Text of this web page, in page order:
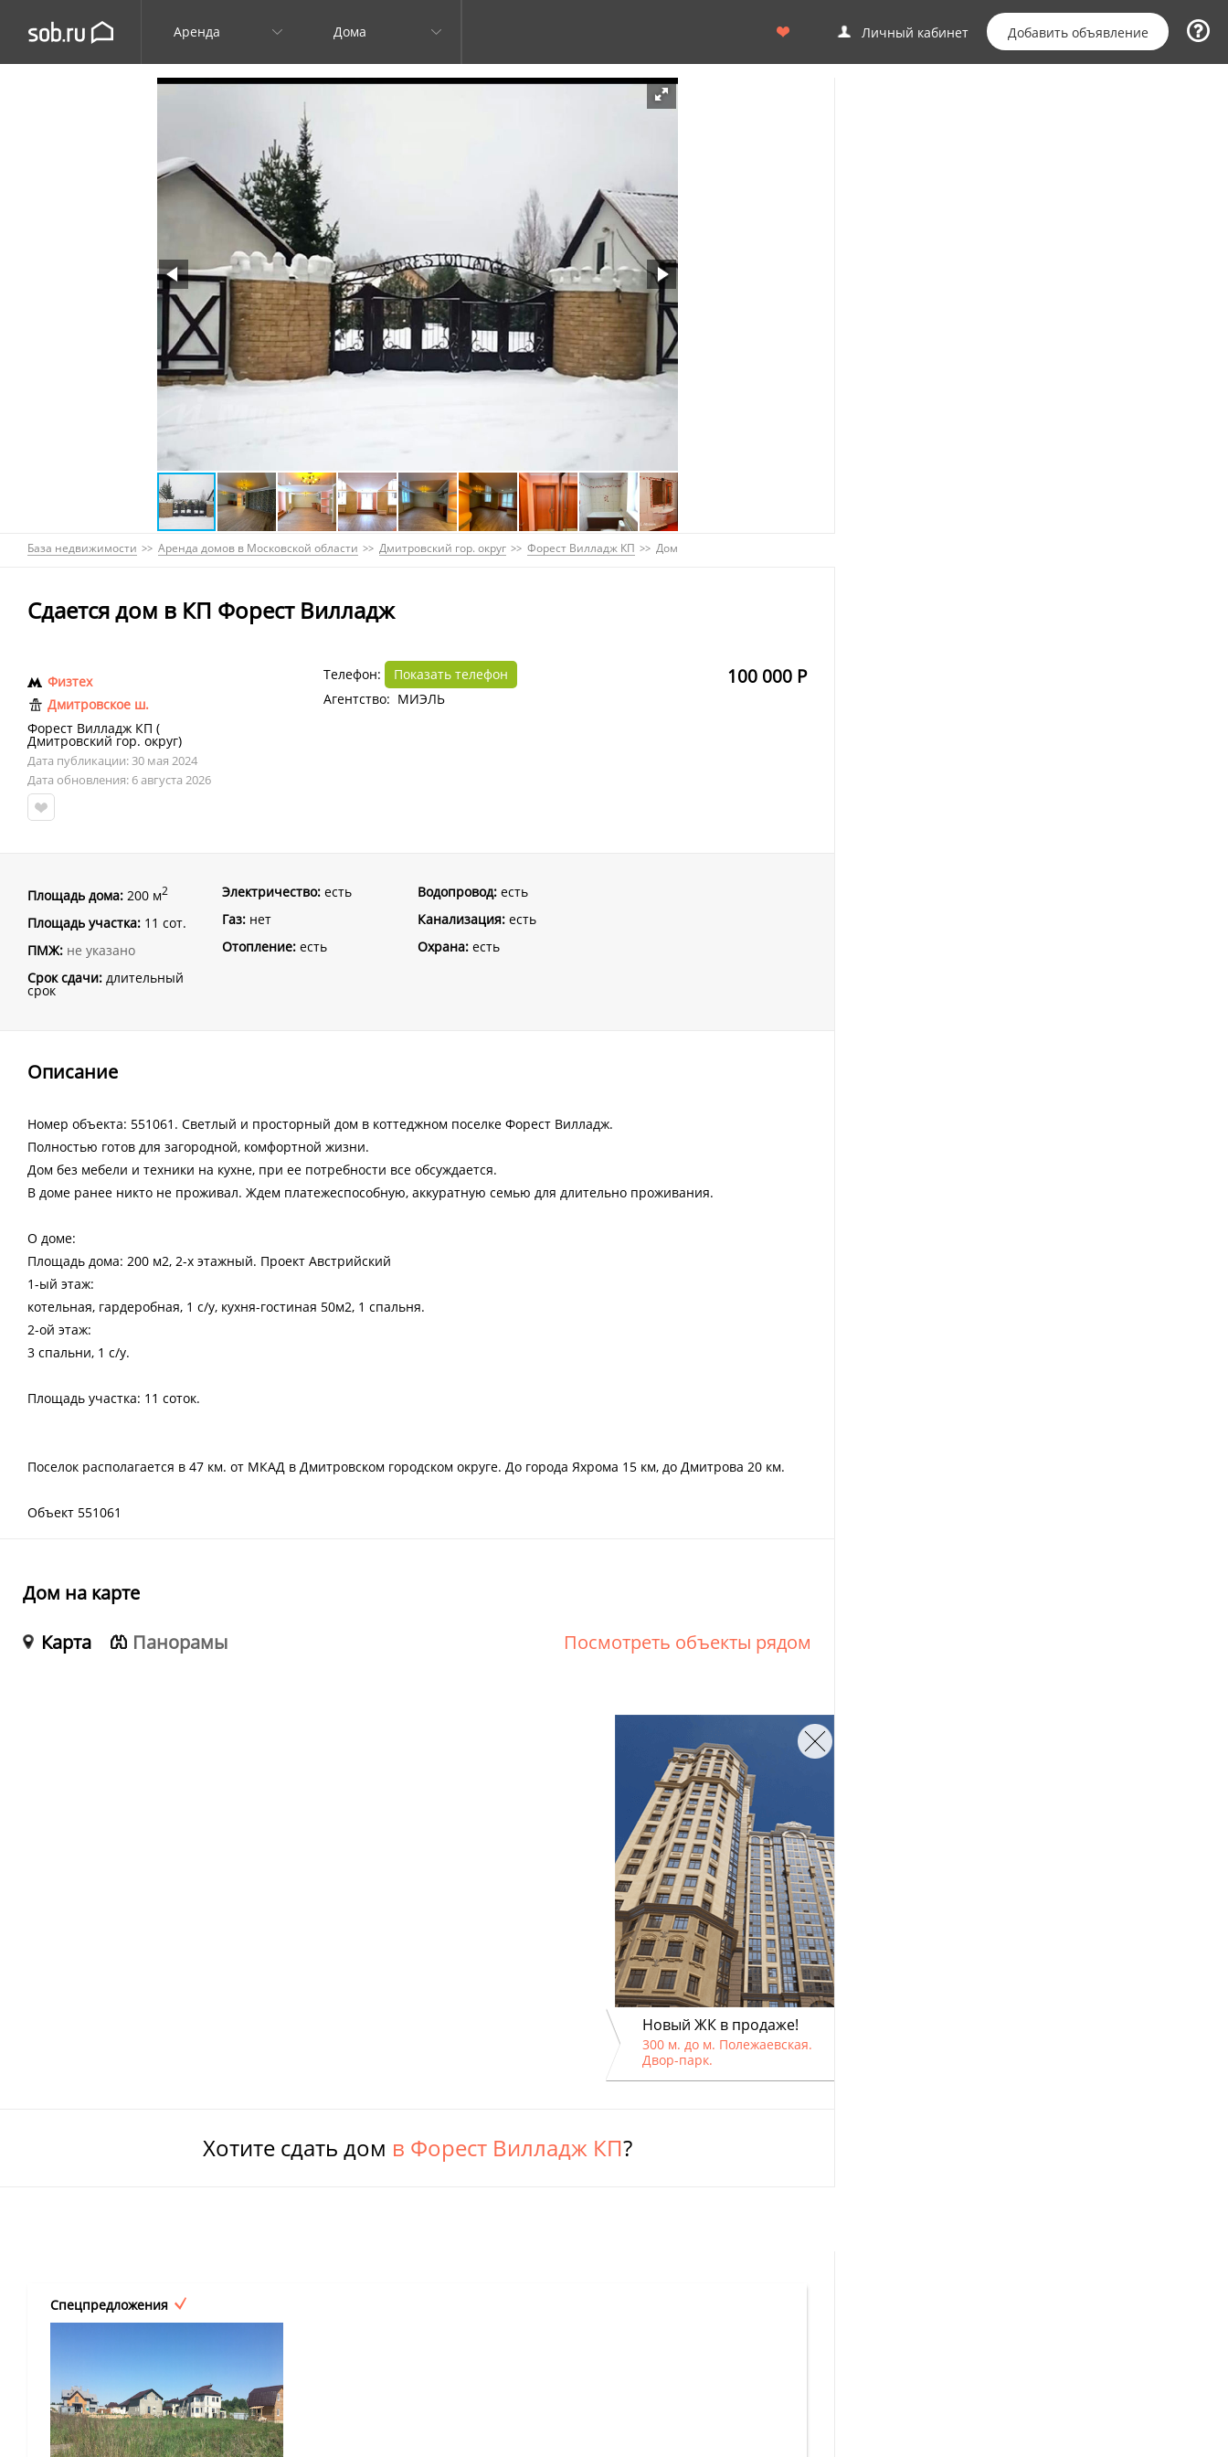
Аренда Дома Личный кабинет Добавить объявление
База недвижимости Аренда домов в Московской области Дмитровский гор. округ Форест Вилладж КП Дом
Сдается дом в КП Форест Вилладж
100 000 Р
Физтех
Дмитровское ш.
Форест Вилладж КП (
Дмитровский гор. округ)
Дата публикации: 30 мая 2024
Дата обновления: 6 августа 2026
Телефон:
Показать телефон
Агентство: МИЭЛЬ
Площадь дома: 200 м2
Площадь участка: 11 сот.
ПМЖ: не указано
Срок сдачи: длительный
срок
Электричество: есть
Газ: нет
Отопление: есть
Водопровод:есть
Канализация:есть
Охрана:есть
Описание
Номер объекта: 551061. Светлый и просторный дом в коттеджном поселке Форест Вилладж.
Полностью готов для загородной, комфортной жизни.
Дом без мебели и техники на кухне, при ее потребности все обсуждается.
В доме ранее никто не проживал. Ждем платежеспособную, аккуратную семью для длительно проживания.
О доме:
Площадь дома: 200 м2, 2-х этажный. Проект Австрийский
1-ый этаж:
котельная, гардеробная, 1 с/у, кухня-гостиная 50м2, 1 спальня.
2-ой этаж:
3 спальни, 1 с/у.
Площадь участка: 11 соток.
Поселок располагается в 47 км. от МКАД в Дмитровском городском округе. До города Яхрома 15 км, до Дмитрова 20 км.
Объект 551061
Дом на карте
Карта
Панорамы Посмотреть объекты рядом
Новый ЖК в продаже!
300 м. до м. Полежаевская.
Двор-парк.
Хотите сдать дом в Форест Вилладж КП?
Спецпредложения